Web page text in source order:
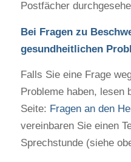
Postfächer
Bei Fragen zu
gesundheitlichen
Falls Sie eine Frage
Probleme haben, lesen
Seite: Fragen an den
vereinbaren Sie einen
Sprechstunde (siehe